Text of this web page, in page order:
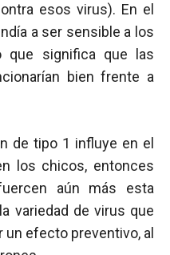
esos virus). En el
a ser sensible a los
que significa que las
bien frente a
de tipo 1 influye en el
los chicos, entonces
aún más esta
variedad de virus que
efecto preventivo, al